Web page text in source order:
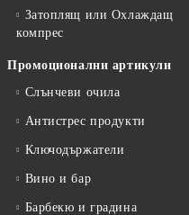
Затоплящ или Охлаждащ
компрес
Промоционални артикули
Слънчеви очила
Антистрес продукти
Ключодържатели
Вино и бар
Барбекю и градина